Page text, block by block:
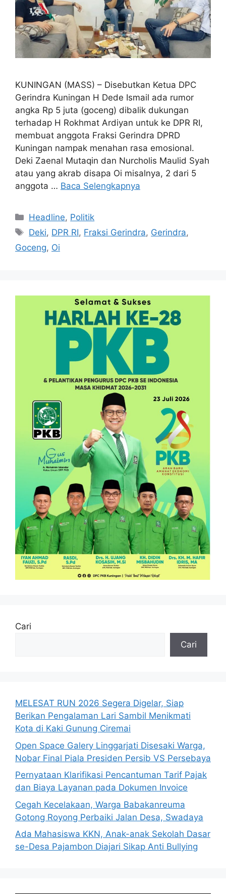
KUNINGAN (MASS) – Disebutkan Ketua DPC
Gerindra Kuningan H Dede Ismail ada rumor
angka Rp 5 juta (goceng) dibalik dukungan
terhadap H Rokhmat Ardiyan untuk ke DPR RI,
membuat anggota Fraksi Gerindra DPRD
Kuningan nampak menahan rasa emosional.
Deki Zaenal Mutaqin dan Nurcholis Maulid Syah
atau yang akrab disapa Oi misalnya, 2 dari 5
anggota … Baca Selengkapnya
Kategori
Headline, Politik
Tag
Deki, DPR RI, Fraksi Gerindra, Gerindra,
Goceng, Oi
Cari
Cari
MELESAT RUN 2026 Segera Digelar, Siap
Berikan Pengalaman Lari Sambil Menikmati
Kota di Kaki Gunung Ciremai
Open Space Galery Linggarjati Disesaki Warga,
Nobar Final Piala Presiden Persib VS Persebaya
Pernyataan Klarifikasi Pencantuman Tarif Pajak
dan Biaya Layanan pada Dokumen Invoice
Cegah Kecelakaan, Warga Babakanreuma
Gotong Royong Perbaiki Jalan Desa, Swadaya
Ada Mahasiswa KKN, Anak-anak Sekolah Dasar
se-Desa Pajambon Diajari Sikap Anti Bullying